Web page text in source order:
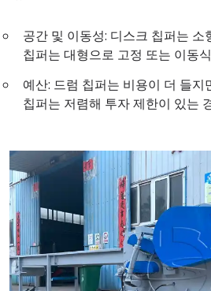
공간 및 이동성: 디스크 칩퍼는 소
칩퍼는 대형으로 고정 또는 이동
예산: 드럼 칩퍼는 비용이 더 들지
칩퍼는 저렴해 투자 제한이 있는